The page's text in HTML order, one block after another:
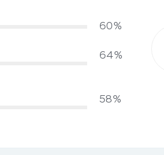
60%
64%
58%